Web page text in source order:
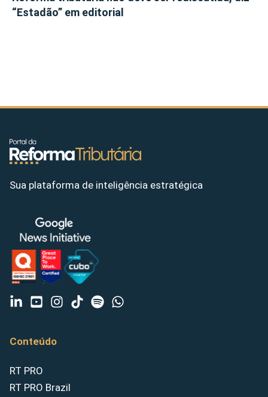
“Estadão” em editorial
Sua plataforma de inteligência estratégica
Conteúdo
RT PRO
RT PRO Brazil